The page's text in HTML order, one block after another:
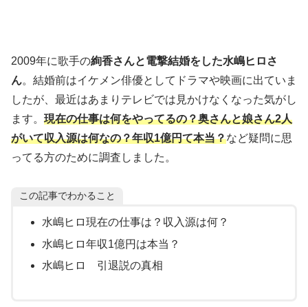
2009年に歌手の絢香さんと電撃結婚をした水嶋ヒロさ
ん。結婚前はイケメン俳優としてドラマや映画に出ていま
したが、最近はあまりテレビでは見かけなくなった気がし
ます。 現在の仕事は何をやってるの？奥さんと娘さん2人
がいて収入源は何なの？年収1億円て本当？など疑問に思
ってる方のために調査しました。
この記事でわかること
水嶋ヒロ現在の仕事は？収入源は何？
水嶋ヒロ年収1億円は本当？
水嶋ヒロ 引退説の真相